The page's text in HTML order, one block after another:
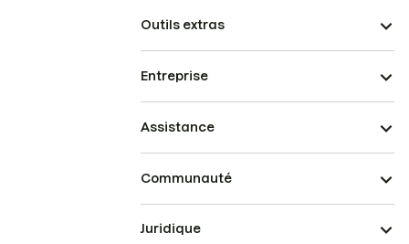
Outils extras
Entreprise
Assistance
Communauté
Juridique